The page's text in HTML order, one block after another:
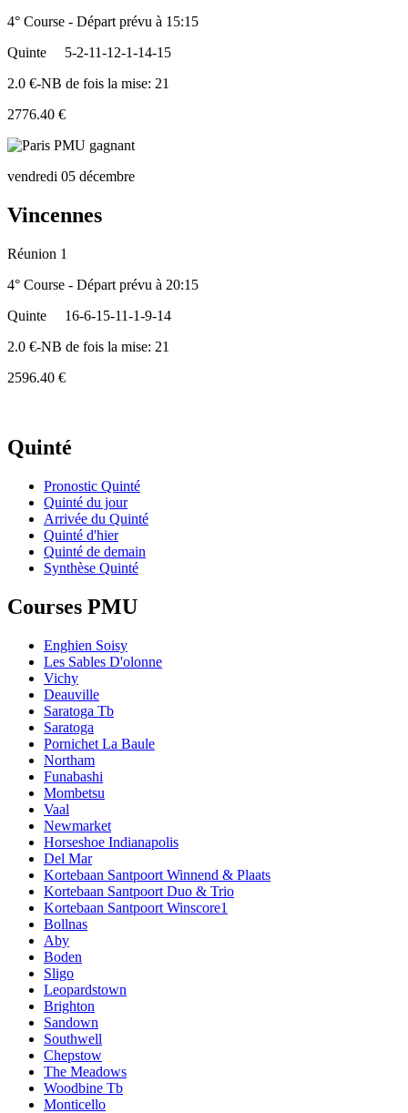
4° Course - Départ prévu à 15:15
Quinte
5-2-11-12-1-14-15
2.0 €-NB de fois la mise: 21
2776.40 €
vendredi 05 décembre
Vincennes
Réunion 1
4° Course - Départ prévu à 20:15
Quinte
16-6-15-11-1-9-14
2.0 €-NB de fois la mise: 21
2596.40 €
Quinté
Pronostic Quinté
Quinté du jour
Arrivée du Quinté
Quinté d'hier
Quinté de demain
Synthèse Quinté
Courses PMU
Enghien Soisy
Les Sables D'olonne
Vichy
Deauville
Saratoga Tb
Saratoga
Pornichet La Baule
Northam
Funabashi
Mombetsu
Vaal
Newmarket
Horseshoe Indianapolis
Del Mar
Kortebaan Santpoort Winnend & Plaats
Kortebaan Santpoort Duo & Trio
Kortebaan Santpoort Winscore1
Bollnas
Aby
Boden
Sligo
Leopardstown
Brighton
Sandown
Southwell
Chepstow
The Meadows
Woodbine Tb
Monticello